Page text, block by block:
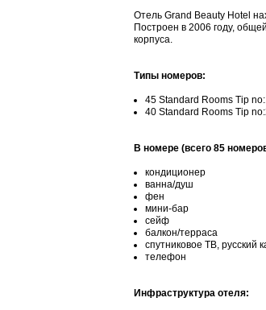
Отель Grand Beauty Hotel
Построен в 2006 году,
корпуса.
Типы номеров:
45 Standard Rooms Tip
40 Standard Rooms Tip
В номере (всего 85
кондиционер
ванна/душ
фен
мини-бар
сейф
балкон/терраса
спутниковое ТВ, русский
телефон
Инфраструктура отеля: